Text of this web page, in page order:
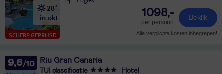
SCHERP GEPRIJSD
28°
in okt
1098,-
per persoon
Bekijk
Alle verplichte kosten inbegrepen!
9,6 Riu Gran Canaria
TUI classificatie Hotel